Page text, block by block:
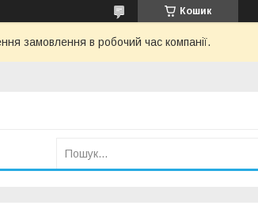
Кошик
замовлення в робочий час компанії.